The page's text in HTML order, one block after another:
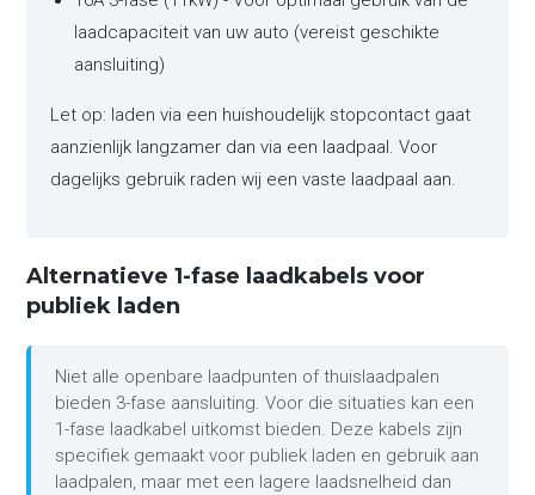
laadcapaciteit van uw auto (vereist geschikte
aansluiting)
Let op: laden via een huishoudelijk stopcontact gaat
aanzienlijk langzamer dan via een laadpaal. Voor
dagelijks gebruik raden wij een vaste laadpaal aan.
Alternatieve 1-fase laadkabels voor
publiek laden
Niet alle openbare laadpunten of thuislaadpalen
bieden 3-fase aansluiting. Voor die situaties kan een
1-fase laadkabel uitkomst bieden. Deze kabels zijn
specifiek gemaakt voor publiek laden en gebruik aan
laadpalen, maar met een lagere laadsnelheid dan